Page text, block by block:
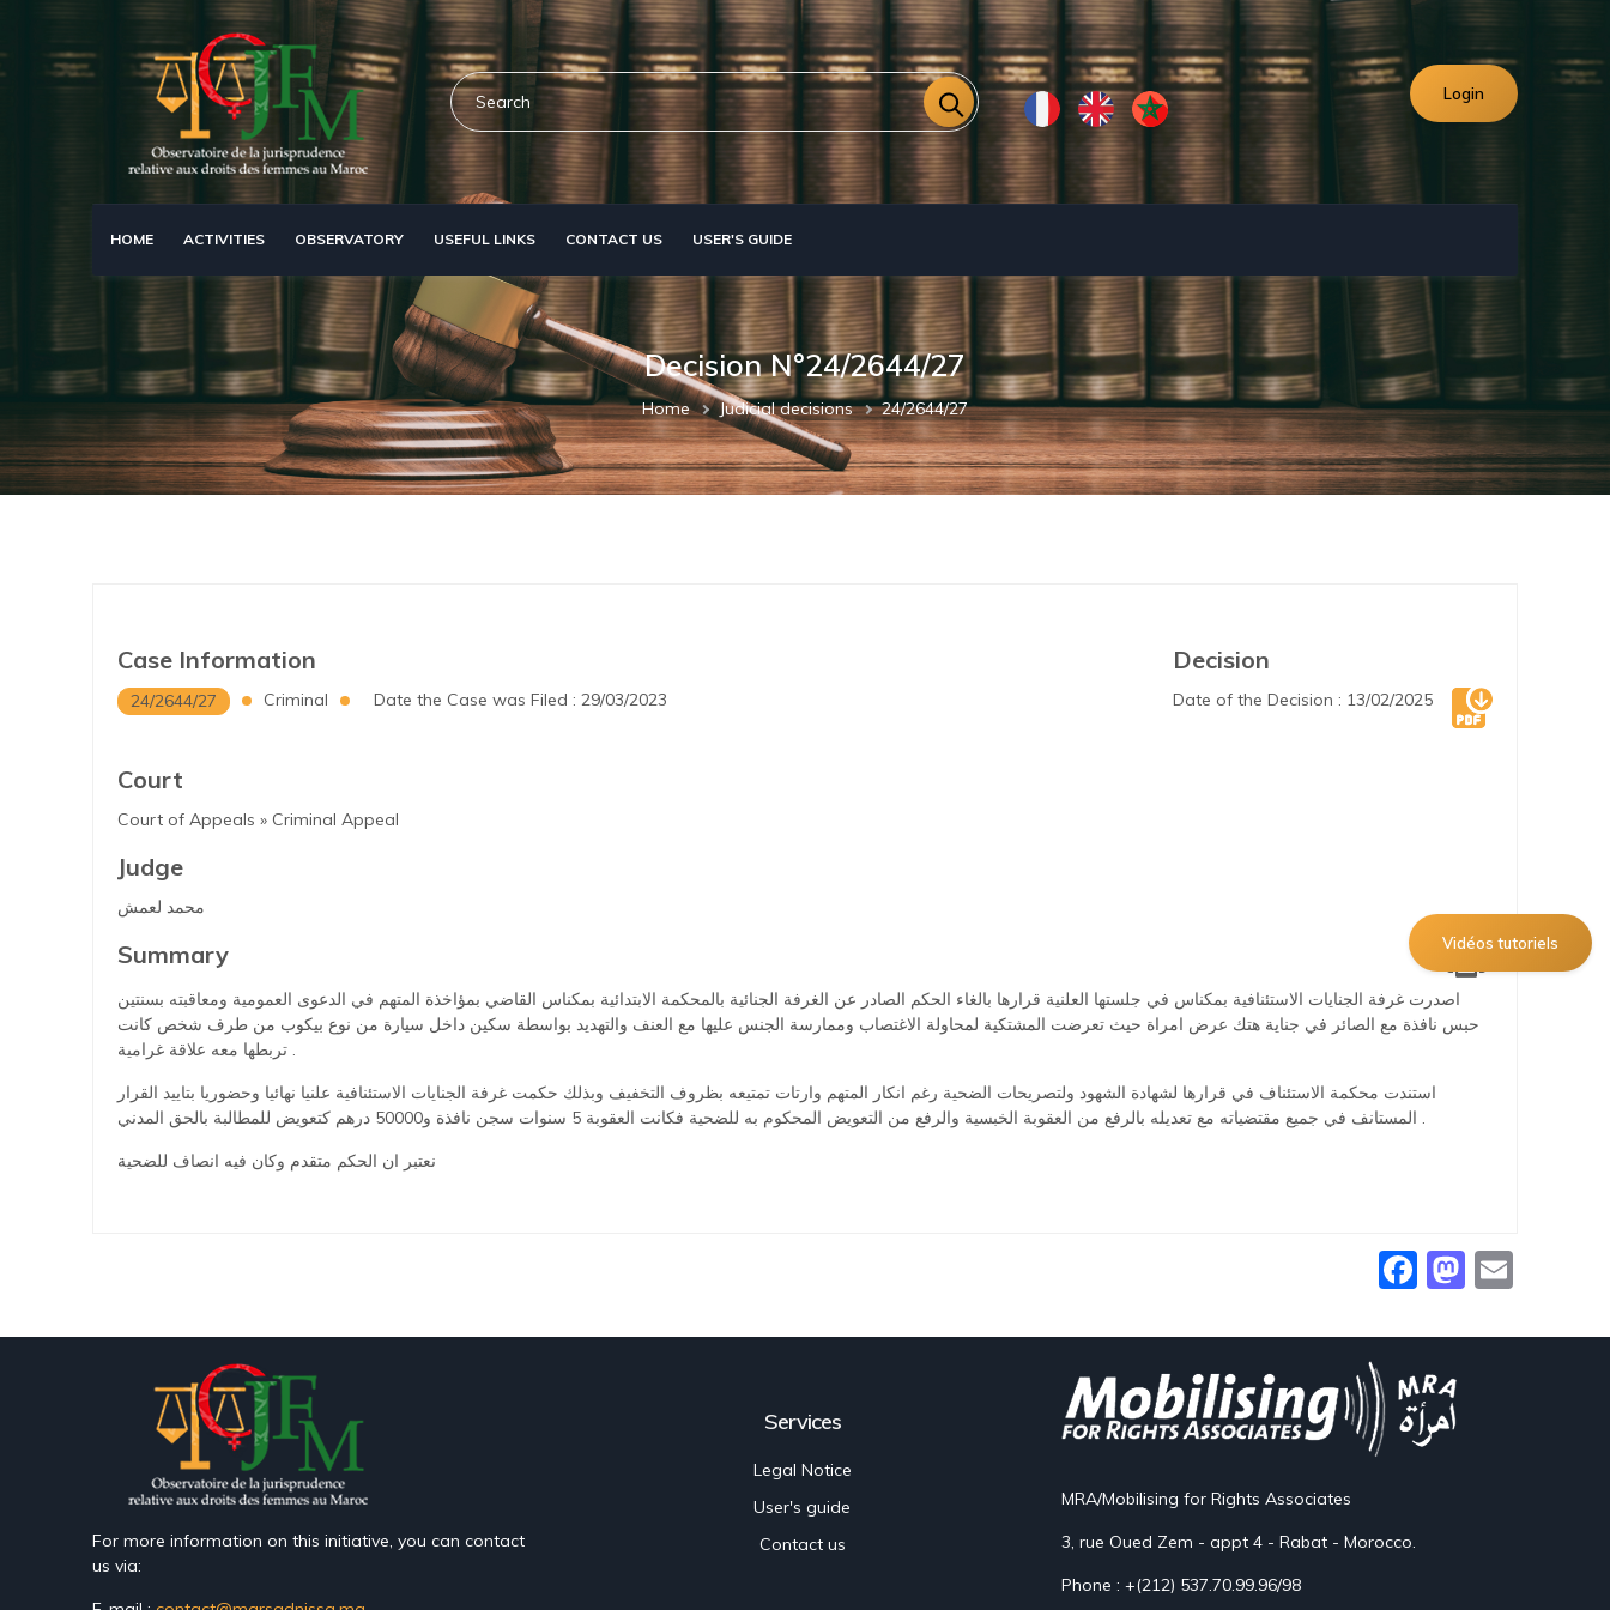
main
Search Login
HOME ACTIVITIES OBSERVATORY USEFUL LINKS CONTACT US USER'S GUIDE
Vidéos tutoriels
Decision N°24/2644/27
Breadcrumb
Home Judicial decisions 24/2644/27
Case Information
24/2644/27 Criminal Date the Case was Filed : 29/03/2023
Decision
Date of the Decision : 13/02/2025
Court
Court of Appeals » Criminal Appeal
Judge
محمد لعمش
Summary
اصدرت غرفة الجنايات الاستئنافية بمكناس في جلستها العلنية قرارها بالغاء الحكم الصادر عن الغرفة الجنائية بالمحكمة الابتدائية بمكناس القاضي بمؤاخذة المتهم في الدعوى العمومية ومعاقبته بسنتين
حبس نافذة مع الصائر في جناية هتك عرض امراة حيث تعرضت المشتكية لمحاولة الاغتصاب وممارسة الجنس عليها مع العنف والتهديد بواسطة سكين داخل سيارة من نوع بيكوب من طرف شخص كانت
تربطها معه علاقة غرامية .
استندت محكمة الاستئناف في قرارها لشهادة الشهود ولتصريحات الضحية رغم انكار المتهم وارتات تمتيعه بظروف التخفيف وبذلك حكمت غرفة الجنايات الاستئنافية علنيا نهائيا وحضوريا بتاييد القرار
المستانف في جميع مقتضياته مع تعديله بالرفع من العقوبة الخبسية والرفع من التعويض المحكوم به للضحية فكانت العقوبة 5 سنوات سجن نافذة و50000 درهم كتعويض للمطالبة بالحق المدني .
Facebook
For more information on this initiative, you can contact
us via:
Services
Legal Notice
User's guide
Contact us
MRA/Mobilising for Rights Associates
3, rue Oued Zem - appt 4 - Rabat - Morocco.
Phone : +(212) 537.70.99.96/98